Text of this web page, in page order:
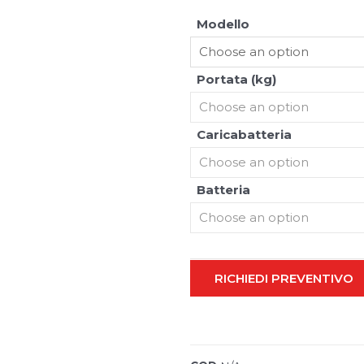
Fronius
RICHIEDI PREVENTIVO
Modello
Portata (kg)
Caricabatteria
Batteria